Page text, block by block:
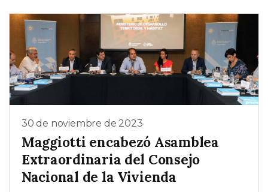
30 de noviembre de 2023
Maggiotti encabezó Asamblea
Extraordinaria del Consejo
Nacional de la Vivienda